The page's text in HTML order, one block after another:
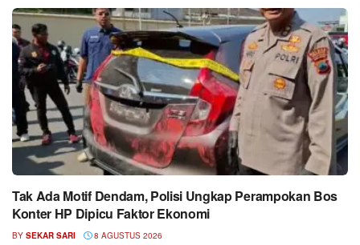
Tak Ada Motif Dendam, Polisi Ungkap Perampokan Bos
Konter HP Dipicu Faktor Ekonomi
BY SEKAR SARI 8 AGUSTUS 2026